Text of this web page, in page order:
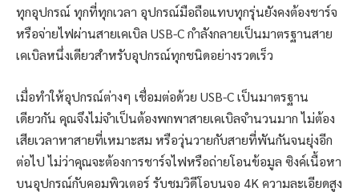
ทุกอุปกรณ์ ทุกที่ทุกเวลา อุปกรณ์มือถือแทบทุกรุ่นยังคงต้องชาร์จ
หรือจ่ายไฟผ่านสายเคเบิล USB-C กำลังกลายเป็นมาตรฐานสาย
เคเบิลหนึ่งเดียวสำหรับอุปกรณ์ทุกชนิดอย่างรวดเร็ว
เมื่อทำให้อุปกรณ์ต่างๆ เชื่อมต่อด้วย USB-C เป็นมาตรฐาน
เดียวกัน คุณจึงไม่จำเป็นต้องพกพาสายเคเบิลจำนวนมาก ไม่ต้อง
เสียเวลาหาสายที่เหมาะสม หรือวุ่นวายกับสายที่พันกันจนยุ่งอีก
ต่อไป ไม่ว่าคุณจะต้องการชาร์จไฟหรือถ่ายโอนข้อมูล ซิงค์เนื้อหา
บนอุปกรณ์กับคอมพิวเตอร์ รับชมวิดีโอบนจอ 4K ความละเอียดสูง